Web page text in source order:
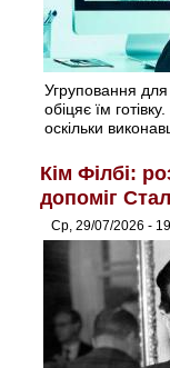
Угруповання для
обіцяє їм
оскільки
Кім Філбі:
допоміг
Ср, 29/07/2026 -